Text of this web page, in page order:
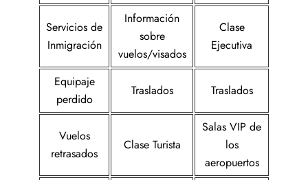
Servicios de
Inmigración
Información
sobre
vuelos/visados
Clase
Ejecutiva
Equipaje
perdido
Traslados Traslados
Vuelos
retrasados
Clase Turista
Salas VIP de
los
aeropuertos